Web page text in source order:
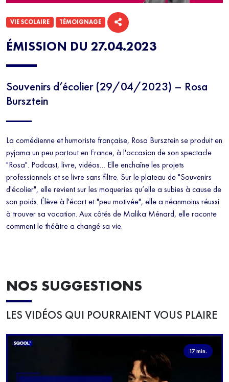
ÉMISSION DU 27.04.2023
Souvenirs d’écolier (29/04/2023) – Rosa
Bursztein
La comédienne et humoriste française, Rosa Bursztein se produit en
pyjama un peu partout en France, à l'occasion de son spectacle
"Rosa". Podcast, livre, vidéos… Elle enchaîne les projets
professionnels et se livre sans filtre. Sur le plateau de "Souvenirs
d'écolier", elle revient sur les moqueries qu’elle a subies à cause de
son poids. Élève à l'écart et "peu motivée", elle a néanmoins réussi
à trouver sa vocation. Aux côtés de Malika Ménard, elle raconte
comment le théâtre a changé sa vie.
VIE SCOLAIRE TÉMOIGNAGE
NOS SUGGESTIONS
LES VIDÉOS QUI POURRAIENT VOUS PLAIRE
17 min.